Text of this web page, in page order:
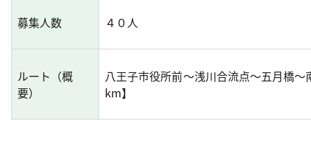
募集人数 ４０人
ルート（概
要）
八王子市役所前～浅川合流点～五月橋
km】